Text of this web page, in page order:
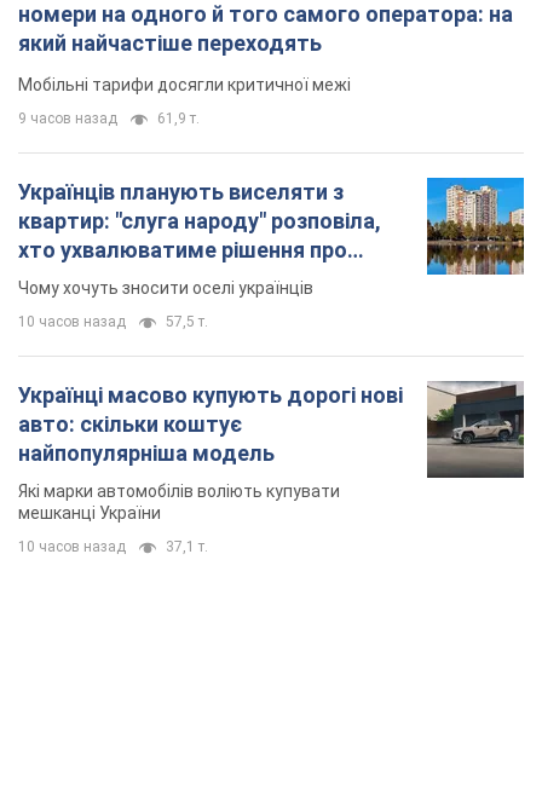
номери на одного й того самого оператора: на
який найчастіше переходять
Мобільні тарифи досягли критичної межі
9 часов назад 61,9 т.
Українців планують виселяти з
квартир: "слуга народу" розповіла,
хто ухвалюватиме рішення про
знесення будинків
Чому хочуть зносити оселі українців
10 часов назад 57,5 т.
Українці масово купують дорогі нові
авто: скільки коштує
найпопулярніша модель
Які марки автомобілів воліють купувати
мешканці України
10 часов назад 37,1 т.